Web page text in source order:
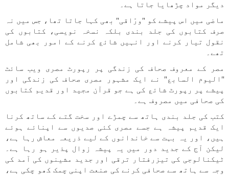
دیگر مواد چڑھایا جاتا ہے۔
ماضی میں اس پیشے کو "ورّاقی" بھی کہا جاتا تھا، جس میں نہ
صرف کتابوں کی جلد بندی بلکہ نسخہ نویسی، کتابوں کی
نقول تیار کرنے اور انہیں شائع کرنے کے امور بھی شامل
تھے۔
مصر کے معروف صحاف کی زندگی پر رپورٹ مصری ویب سائٹ
"الیوم السابع" نے ایک مشہور مصری صحاف کی زندگی اور
پیشے پر رپورٹ شائع کی ہے جو قرآن مجید اور قدیم کتابوں
کی صحافی میں مصروف ہے۔
کتب کی جلد بندی ہاتھ سے چمڑے اور سخت گتے کے ساتھ کرنا
ایک قدیم پیشہ ہے جسے مصری کئی صدیوں سے اپنائے ہوئے
ہیں، اور یہ بہت سے خاندانوں کے لیے ذریعہ معاش رہا ہے،
لیکن آج کے جدید دور میں یہ پیشہ زوال پذیر ہو رہا ہے۔
ٹیکنالوجی کی تیزرفتار ترقی اور جدید مشینوں کی آمد کی
وجہ سے ہاتھ سے صحافی کرنے کی صنعت اپنی چمک کھو چکی ہے،